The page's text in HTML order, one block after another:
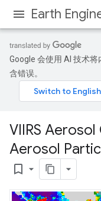
Earth
Google 会使用 AI 技术
含错误。
VIIRS
Aerosol
bookmark_border